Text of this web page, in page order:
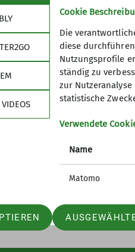
Bad Tölz
Cookie
Die
diese
Nutzungsprofile
ständig zu
zur
statistische
Verwendete
Name
Matomo